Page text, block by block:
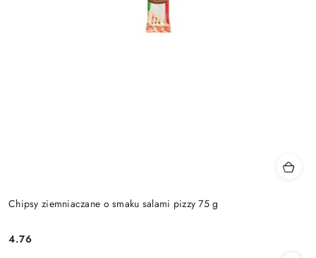
Chipsy ziemniaczane o smaku salami pizzy 75 g
Cena:
4.76